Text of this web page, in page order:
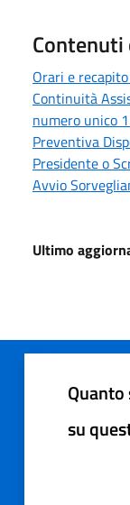
Orari e
Continuità
numero unico
Preventiva
Presidente o
Avvio
Ultimo
su